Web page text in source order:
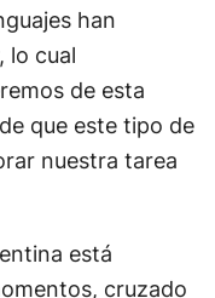
han
lo cual
de esta
que este tipo de
nuestra tarea
está
cruzado